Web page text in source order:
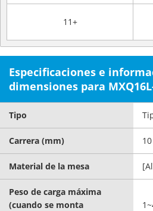
11+
Especificaciones e
dimensiones para
Tipo
Carrera (mm) 10
Material de la mesa
Peso de carga máxima
(cuando se monta